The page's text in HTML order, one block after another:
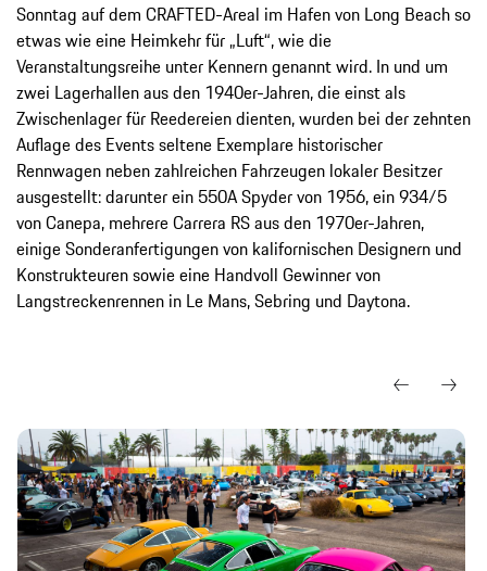
Sonntag auf dem CRAFTED-Areal im Hafen von Long Beach so
etwas wie eine Heimkehr für „Luft“, wie die
Veranstaltungsreihe unter Kennern genannt wird. In und um
zwei Lagerhallen aus den 1940er-Jahren, die einst als
Zwischenlager für Reedereien dienten, wurden bei der zehnten
Auflage des Events seltene Exemplare historischer
Rennwagen neben zahlreichen Fahrzeugen lokaler Besitzer
ausgestellt: darunter ein 550A Spyder von 1956, ein 934/5
von Canepa, mehrere Carrera RS aus den 1970er-Jahren,
einige Sonderanfertigungen von kalifornischen Designern und
Konstrukteuren sowie eine Handvoll Gewinner von
Langstreckenrennen in Le Mans, Sebring und Daytona.